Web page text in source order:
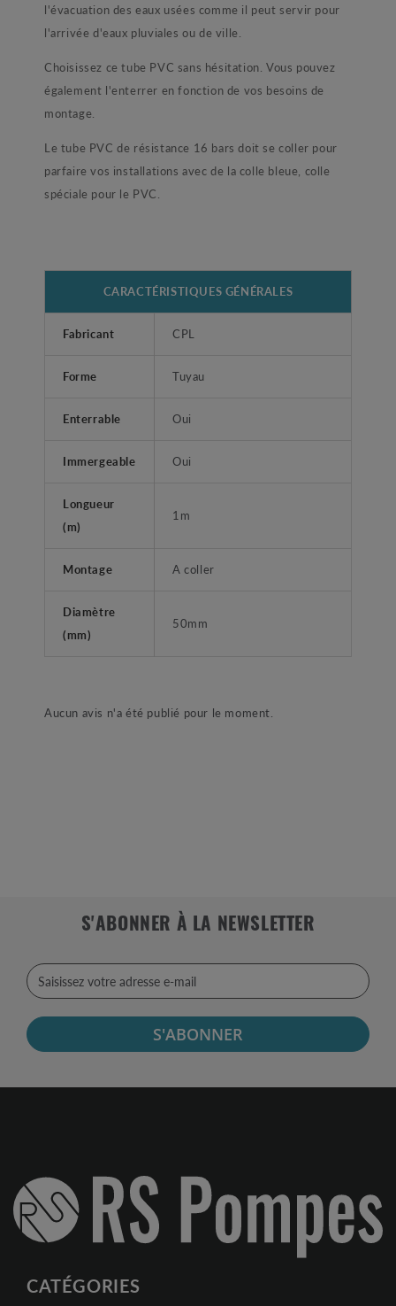
l'évacuation des eaux usées comme il peut servir pour
l'arrivée d'eaux pluviales ou de ville.
Choisissez ce tube PVC sans hésitation. Vous pouvez
également l'enterrer en fonction de vos besoins de
montage.
Le tube PVC de résistance 16 bars doit se coller pour
parfaire vos installations avec de la colle bleue, colle
spéciale pour le PVC.
CARACTÉRISTIQUES GÉNÉRALES
Fabricant CPL
Forme Tuyau
Enterrable Oui
Immergeable Oui
Longueur
(m)
1m
Montage A coller
Diamètre
(mm)
50mm
Aucun avis n'a été publié pour le moment.
S'ABONNER À LA NEWSLETTER
S'ABONNER
CATÉGORIES